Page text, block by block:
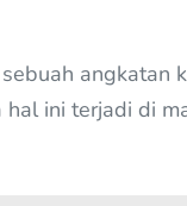
angkatan
ini terjadi di